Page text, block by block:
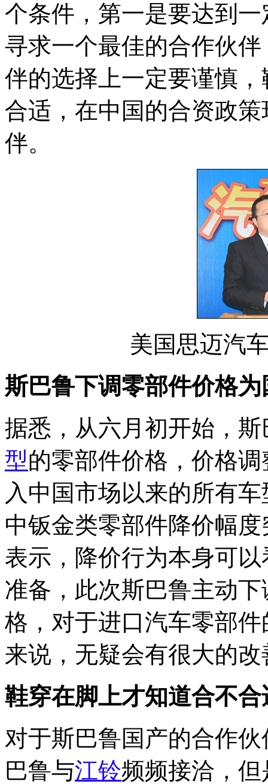
个条件，第一是要达到
寻求一个最佳的合作伙
伴的选择上一定要谨慎
合适，在中国的合资政
伴。
美国思迈汽
斯巴鲁下调零部件价格
据悉，从六月初开始，
型的零部件价格，价格
入中国市场以来的所有
中钣金类零部件降价幅
表示，降价行为本身可
准备，此次斯巴鲁主动
格，对于进口汽车零部件
来说，无疑会有很大的改
鞋穿在脚上才知道合不合
对于斯巴鲁国产的合作
巴鲁与江铃频频接洽，